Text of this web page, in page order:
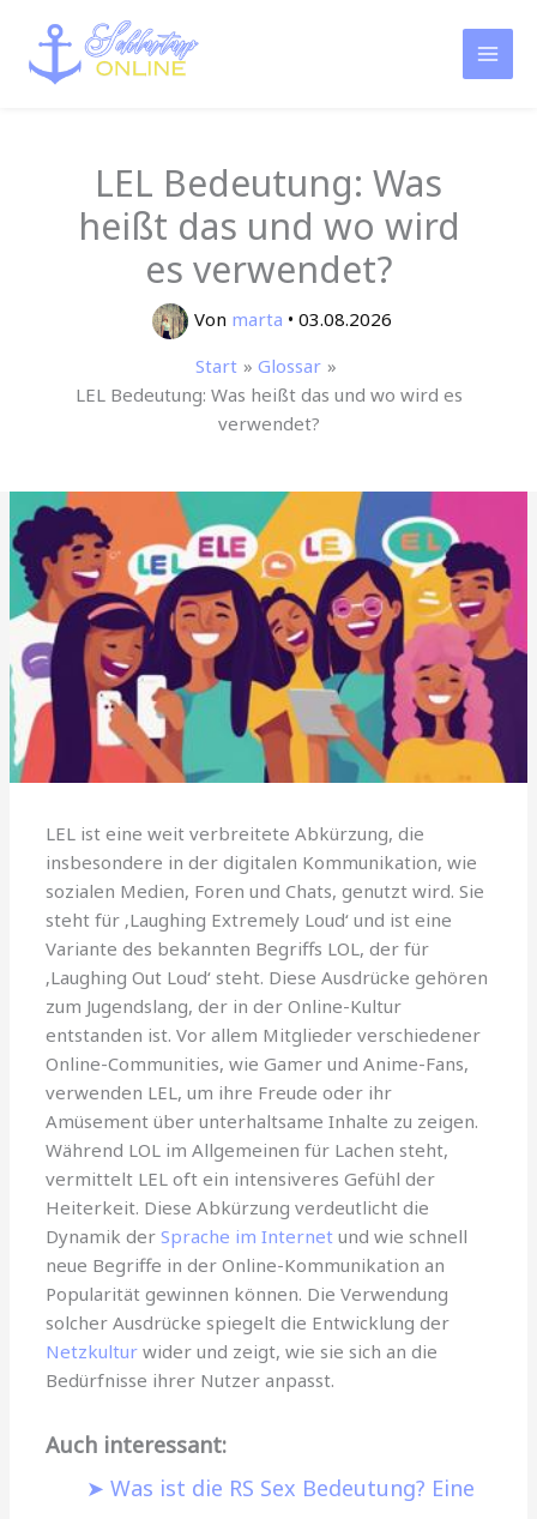
Inhalt
springen
LEL Bedeutung: Was
heißt das und wo wird
es verwendet?
Von marta • 03.08.2026
Start
Glossar
LEL Bedeutung: Was heißt das und wo wird es
verwendet?
LEL ist eine weit verbreitete Abkürzung, die
insbesondere in der digitalen Kommunikation, wie
sozialen Medien, Foren und Chats, genutzt wird. Sie
steht für ‚Laughing Extremely Loud‘ und ist eine
Variante des bekannten Begriffs LOL, der für
‚Laughing Out Loud‘ steht. Diese Ausdrücke gehören
zum Jugendslang, der in der Online-Kultur
entstanden ist. Vor allem Mitglieder verschiedener
Online-Communities, wie Gamer und Anime-Fans,
verwenden LEL, um ihre Freude oder ihr
Amüsement über unterhaltsame Inhalte zu zeigen.
Während LOL im Allgemeinen für Lachen steht,
vermittelt LEL oft ein intensiveres Gefühl der
Heiterkeit. Diese Abkürzung verdeutlicht die
Dynamik derSprache im Internet und wie schnell
neue Begriffe in der Online-Kommunikation an
Popularität gewinnen können. Die Verwendung
solcher Ausdrücke spiegelt die Entwicklung der
Netzkultur wider und zeigt, wie sie sich an die
Bedürfnisse ihrer Nutzer anpasst.
Auch interessant:
Was ist die RS Sex Bedeutung? Eine